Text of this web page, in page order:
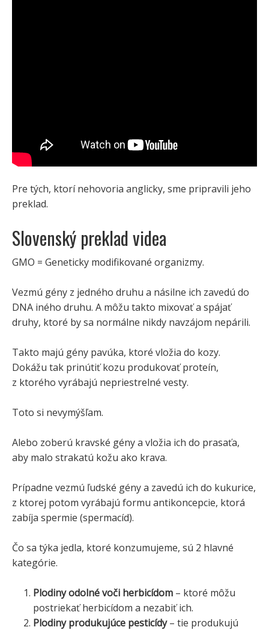
Pre tých, ktorí nehovoria anglicky, sme pripravili jeho
preklad.
Slovenský preklad videa
GMO = Geneticky modifikované organizmy.
Vezmú gény z jedného druhu a násilne ich zavedú do
DNA iného druhu. A môžu takto mixovať a spájať
druhy, ktoré by sa normálne nikdy navzájom nepárili.
Takto majú gény pavúka, ktoré vložia do kozy.
Dokážu tak prinútiť kozu produkovať proteín,
z ktorého vyrábajú nepriestrelné vesty.
Toto si nevymýšľam.
Alebo zoberú kravské gény a vložia ich do prasaťa,
aby malo strakatú kožu ako krava.
Prípadne vezmú ľudské gény a zavedú ich do kukurice,
z ktorej potom vyrábajú formu antikoncepcie, ktorá
zabíja spermie (spermacíd).
Čo sa týka jedla, ktoré konzumujeme, sú 2 hlavné
kategórie.
Plodiny odolné voči herbicídom – ktoré môžu
postriekať herbicídom a nezabiť ich.
Plodiny produkujúce pesticídy– tie produkujú